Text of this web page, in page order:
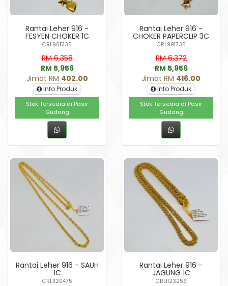
Rantai Leher 916 -
FESYEN CHOKER 1C
CRL965135
RM 6,358
RM 5,956
Jimat RM 402.00
Info Produk
Stok Tersedia di Pasir
Gudang
Rantai Leher 916 -
CHOKER PAPERCLIP 3C
CRL991735
RM 6,372
RM 5,956
Jimat RM 416.00
Info Produk
Stok Tersedia di Pasir
Gudang
Rantai Leher 916 - SAUH
1C
CRL1120475
Rantai Leher 916 -
JAGUNG 1C
CRL1123256